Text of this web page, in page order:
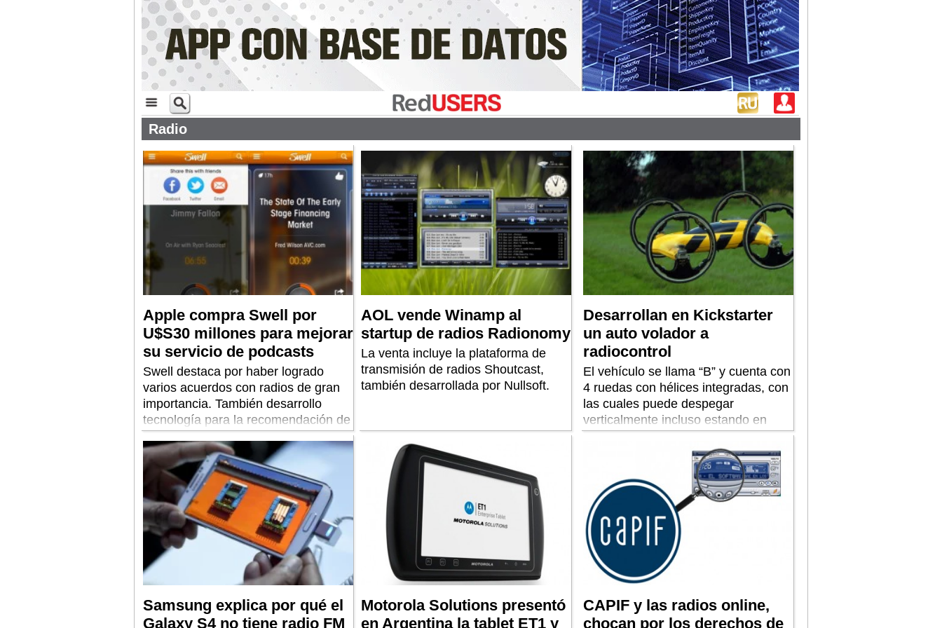
Radio
Apple compra Swell por
U$S30 millones para mejorar
su servicio de podcasts
Swell destaca por haber logrado
varios acuerdos con radios de gran
importancia. También desarrollo
tecnología para la recomendación de
AOL vende Winamp al
startup de radios Radionomy
La venta incluye la plataforma de
transmisión de radios Shoutcast,
también desarrollada por Nullsoft.
Desarrollan en Kickstarter
un auto volador a
radiocontrol
El vehículo se llama “B” y cuenta con
4 ruedas con hélices integradas, con
las cuales puede despegar
verticalmente incluso estando en
Samsung explica por qué el
Galaxy S4 no tiene radio FM
Motorola Solutions presentó
en Argentina la tablet ET1 y
CAPIF y las radios online,
chocan por los derechos de